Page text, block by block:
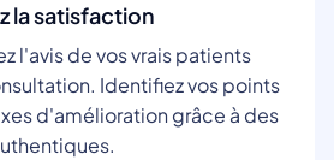
la satisfaction
l'avis de vos vrais patients
Identifiez vos points
d'amélioration grâce à des